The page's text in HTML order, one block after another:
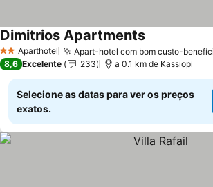
2 EstrelasAparthotel Apart-hotel com bom custo-
Dimitrios Apartments
8,6 Excelente 233 a 0.1 km de Kassiopi
Selecione as datas para ver os preços
exatos.